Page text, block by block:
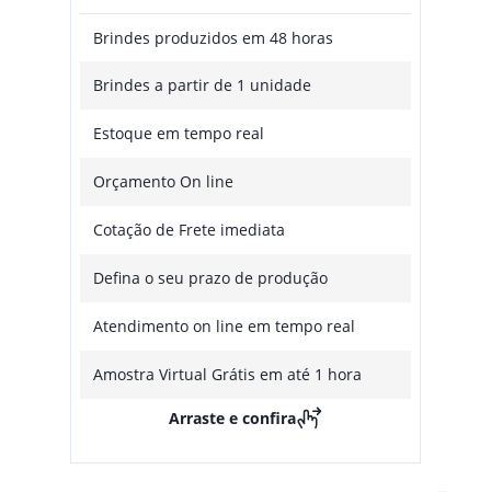
Brindes produzidos em 48 horas
Brindes a partir de 1 unidade
Estoque em tempo real
Orçamento On line
Cotação de Frete imediata
Defina o seu prazo de produção
Atendimento on line em tempo real
Amostra Virtual Grátis em até 1 hora
Arraste e confira